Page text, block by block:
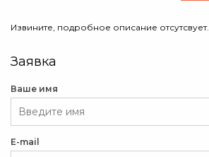
Извините, подробное описание отсутсвует.
Заявка
Ваше имя
E-mail